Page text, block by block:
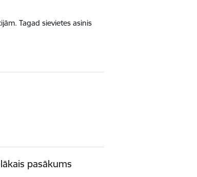
Tagad sievietes asinis
pasākums